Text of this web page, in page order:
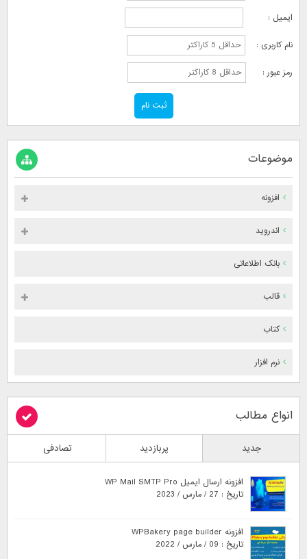
ایمیل :
نام کاربری :
رمز عبور :
موضوعات
افزونه
اندروید
بانک اطلاعاتی
قالب
کتاب
نرم افزار
انواع مطالب
جدید پربازدید تصادفی
افزونه ارسال ایمیل WP Mail SMTP Pro
تاریخ : 27 / مارس / 2023
افزونه WPBakery page builder
تاریخ : 09 / مارس / 2022